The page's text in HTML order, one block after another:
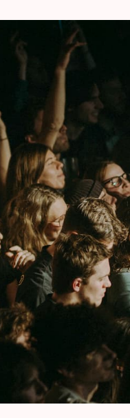
zijn positie als zoon